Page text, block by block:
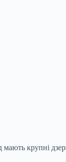
мають крупні